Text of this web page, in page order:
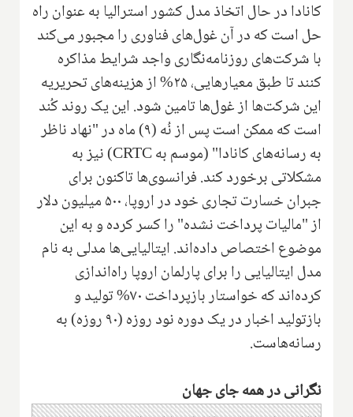
کانادا در حال اتخاذ مدل کشور استرالیا به عنوان راه
حل است که در آن غول‌های فناوری را مجبور می‌کند
با شرکت‌های روزنامه‌نگاری واجد شرایط مذاکره
کنند تا طبق معیارهایی، ۲۵% از هزینه‌های تحریریه
این شرکت‌ها از غول‌ها تامین شود. این یک روند کُند
است که ممکن است پس از نُه (۹) ماه در "نهاد ناظر
به رسانه‌های کانادا" (موسم بهCRTC) نیز به
مشکلاتی برخورد کند. فرانسوی‌ها تاکنون برای
جبران خسارت تجاری خود در اروپا، ۵۰۰ میلیون دلار
از "مالیات پرداخت نشده" را کسر کرده و به این
موضوع اختصاص داده‌اند. ایتالیایی‌ها مدلی به نام
مدل ایتالیایی را برای پارلمان اروپا راه‌اندازی
کرده‌اند که خواستار بازپرداخت ۷۰% تولید و
بازتولید اخبار در یک دوره نود روزه (۹۰ روزه) به
رسانه‌هاست.
نگرانی در همه جای جهان